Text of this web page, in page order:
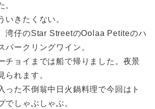
。
いきたくない。
湾仔のStar StreetのOolaa Petiteのハ
パークリングワイン。
チョイまでは船で帰りました。夜景
られます。
た不倒翁中日火鍋料理で今回はト
でしゃぶしゃぶ。